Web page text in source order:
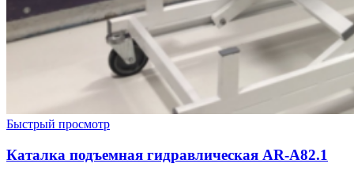
Быстрый просмотр
Каталка подъемная гидравлическая AR-A82.1